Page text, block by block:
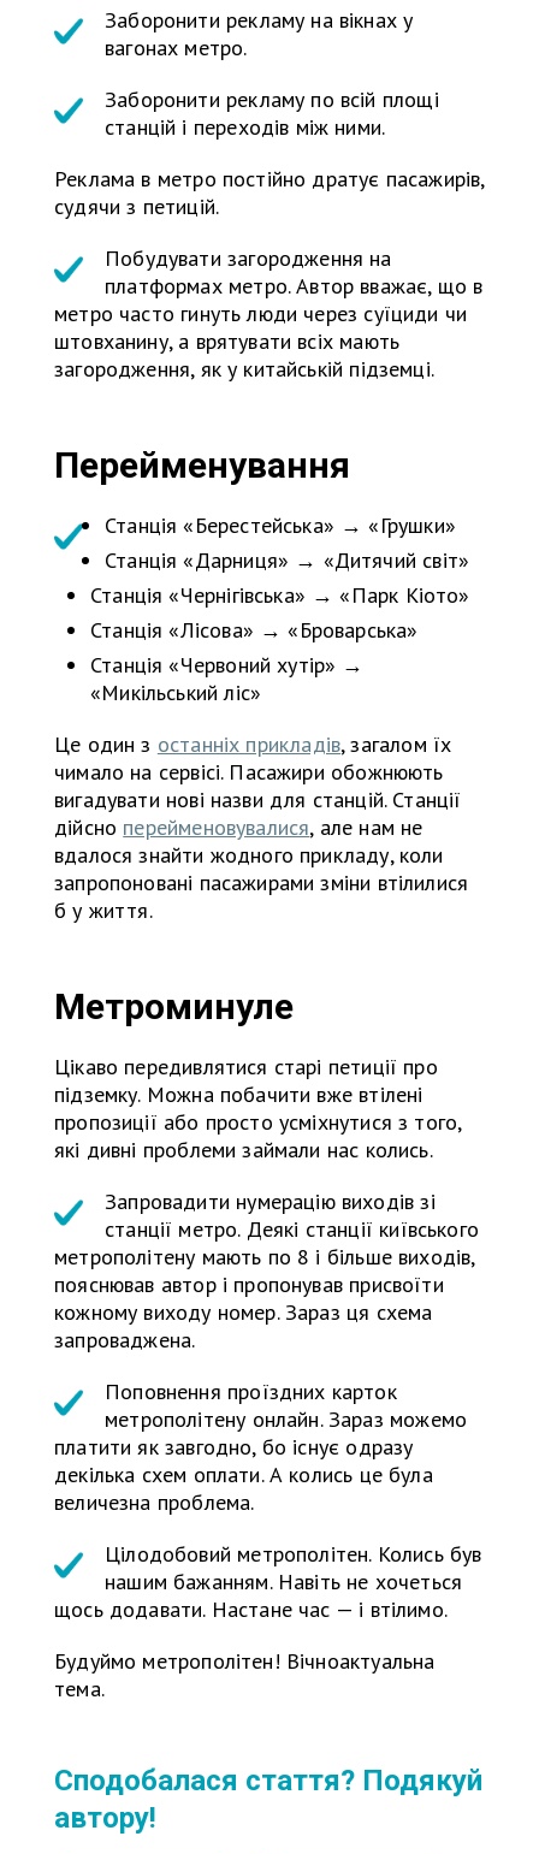
Заборонити рекламу на вікнах у
вагонах метро.
Заборонити рекламу по всій площі
станцій і переходів між ними.
Реклама в метро постійно дратує пасажирів,
судячи з петицій.
Побудувати загородження на
платформах метро. Автор вважає, що в
метро часто гинуть люди через суїциди чи
штовханину, а врятувати всіх мають
загородження, як у китайській підземці.
Перейменування
Станція «Берестейська» → «Грушки»
Станція «Дарниця» → «Дитячий світ»
Станція «Чернігівська» → «Парк Кіото»
Станція «Лісова» → «Броварська»
Станція «Червоний хутір» →
«Микільський ліс»
Це один з останніх прикладів, загалом їх
чимало на сервісі. Пасажири обожнюють
вигадувати нові назви для станцій. Станції
дійсно перейменовувалися, але нам не
вдалося знайти жодного прикладу, коли
запропоновані пасажирами зміни втілилися
б у життя.
Метроминуле
Цікаво передивлятися старі петиції про
підземку. Можна побачити вже втілені
пропозиції або просто усміхнутися з того,
які дивні проблеми займали нас колись.
Запровадити нумерацію виходів зі
станції метро. Деякі станції київського
метрополітену мають по 8 і більше виходів,
пояснював автор і пропонував присвоїти
кожному виходу номер. Зараз ця схема
запроваджена.
Поповнення проїздних карток
метрополітену онлайн. Зараз можемо
платити як завгодно, бо існує одразу
декілька схем оплати. А колись це була
величезна проблема.
Цілодобовий метрополітен. Колись був
нашим бажанням. Навіть не хочеться
щось додавати. Настане час — і втілимо.
Будуймо метрополiтен! Вічноактуальна
тема.
Сподобалася стаття? Подякуй
автору!